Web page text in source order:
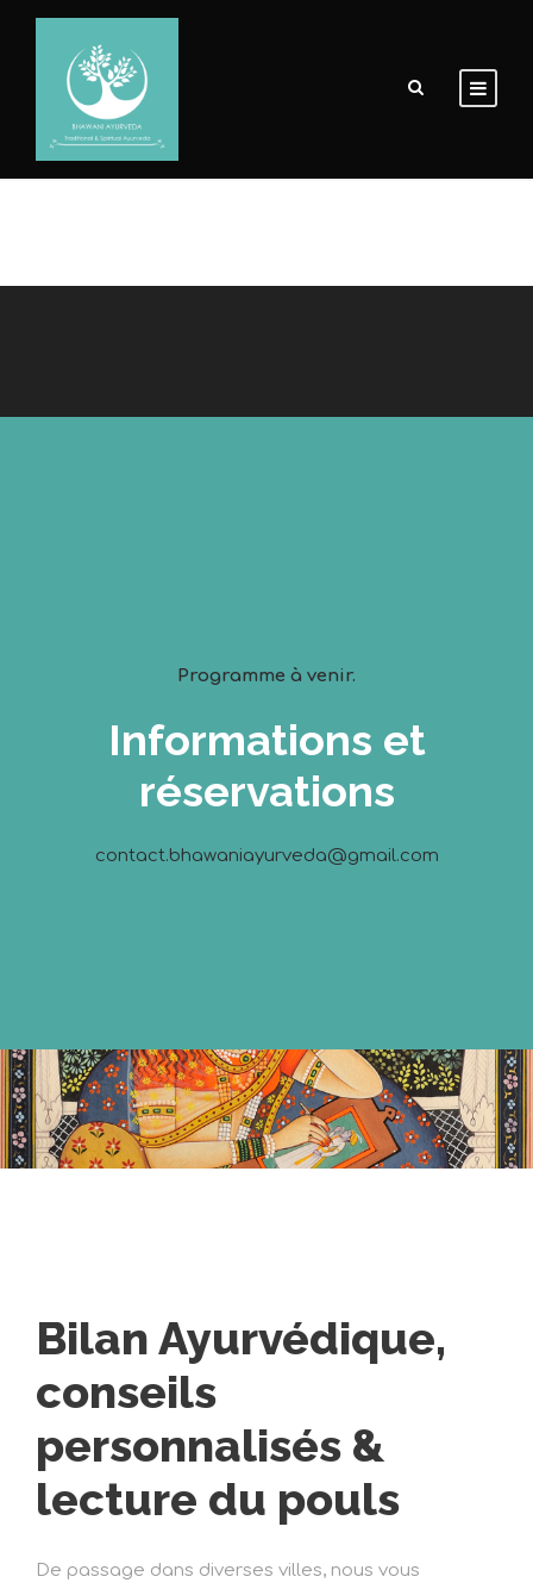
Programme à venir.
Informations et
réservations
contact.bhawaniayurveda@gmail.com
Bilan Ayurvédique,
conseils
personnalisés &
lecture du pouls
De passage dans diverses villes, nous vous